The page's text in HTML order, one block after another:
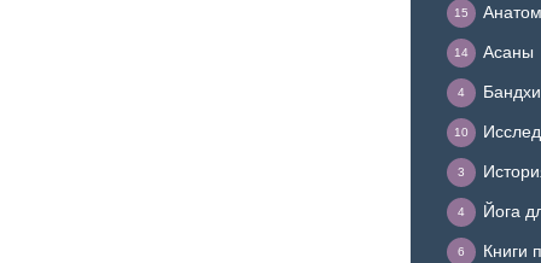
15
Асаны
14
Бандхи
4
10
3
Йога
4
Книги
6